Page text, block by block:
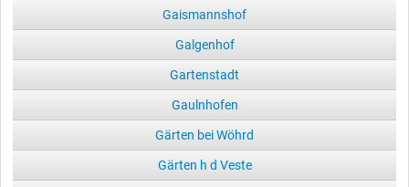
Gaismannshof
Galgenhof
Gartenstadt
Gaulnhofen
Gärten bei Wöhrd
Gärten h d Veste